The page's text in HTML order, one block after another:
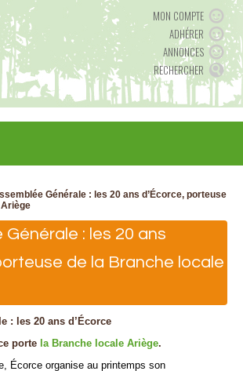
MON COMPTE
ADHÉRER
ANNONCES
RECHERCHER
Générale : les 20 ans d’Écorce, porteuse
: les 20 ans
de la Branche locale
: les 20 ans d’Écorce
porte la Branche locale Ariège.
Écorce organise au printemps son